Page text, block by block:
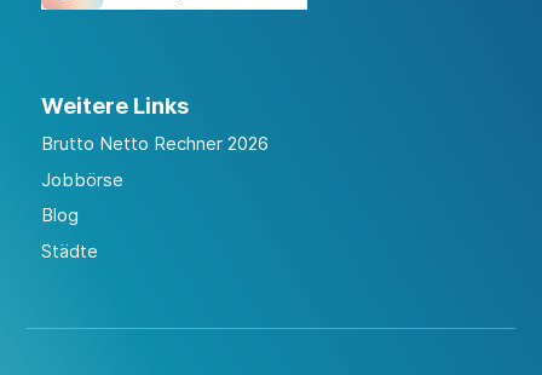
Weitere Links
Brutto Netto Rechner 2026
Jobbörse
Blog
Städte